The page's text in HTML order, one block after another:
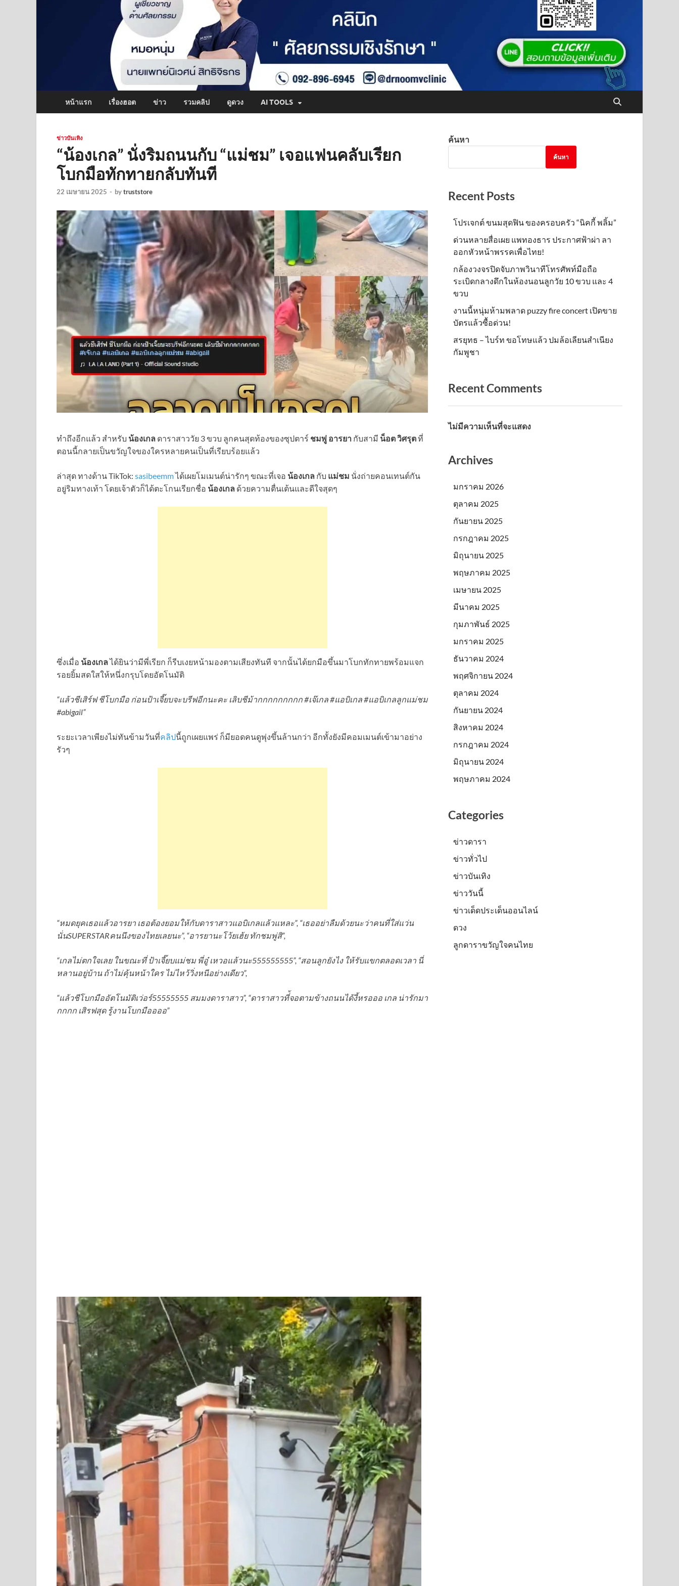
หน้าแรก เรื่องฮอต ข่าว รวมคลิป ดูดวง AI TOOLS
ข่าวบันเทิง
“น้องเกล” นั่งริมถนนกับ “แม่ชม” เจอแฟนคลับเรียก
โบกมือทักทายกลับทันที
22 เมษายน 2025 - bytruststore
ทำถึงอีกแล้ว สำหรับ น้องเกล ดาราสาววัย 3 ขวบ ลูกคนสุดท้องของซุปตาร์ ชมพู่ อารยา กับสามี น็อต วิศรุตที่
ตอนนี้กลายเป็นขวัญใจของใครหลายคนเป็นที่เรียบร้อยแล้ว
ล่าสุด ทางด้าน TikTok: sasibeemmได้เผยโมเมนต์น่ารักๆ ขณะที่เจอ น้องเกล กับ แม่ชม นั่งถ่ายคอนเทนต์กัน
อยู่ริมทางเท้า โดยเจ้าตัวก็ได้ตะโกนเรียกชื่อ น้องเกล ด้วยความตื่นเต้นและดีใจสุดๆ
ซึ่งเมื่อ น้องเกลได้ยินว่ามีพี่เรียก ก็รีบเงยหน้ามองตามเสียงทันที จากนั้นได้ยกมือขึ้นมาโบกทักทายพร้อมแจก
รอยยิ้มสดใสให้หนึ่งกรุบโดยอัตโนมัติ
“แล้วชีเสิร์ฟ ชีโบกมือ ก่อนป้าเจี๊ยบจะบรีฟอีกนะคะ เลิบชีม้ากกกกกกกกก #เจ๊เกล #แอบิเกล #แอบิเกลลูกแม่ชม
#abigail”
ระยะเวลาเพียงไม่ทันข้ามวันที่คลิปนี้ถูกเผยแพร่ ก็มียอดคนดูพุ่งขึ้นล้านกว่า อีกทั้งยังมีคอมเมนต์เข้ามาอย่าง
รัวๆ
“หมดยุคเธอแล้วอารยา เธอต้องยอมให้กับดาราสาวแอบิเกลแล้วแหละ”, “เธออย่าลืมด้วยนะว่าคนที่ใส่แว่น
นั่นSUPERSTARคนนึงของไทยเลยนะ”, “อารยานะโว้ยเฮ้ย ทักชมพู่สิ”,
“เกลไม่ตกใจเลย ในขณะที่ ป้าเจี๊ยบแม่ชม พี่อู๋ เหวอแล้วนะ555555555”, “สอนลูกยังไง ให้รับแขกตลอดเวลา นี่
หลานอยู่บ้าน ถ้าไม่คุ้นหน้าใคร ไม่ไหว้วิ่งหนีอย่างเดียว”,
“แล้วชีโบกมืออัตโนมัติเว่อร์55555555 สมมงดาราสาว”, “ดาราสาวที่้จอตามข้างถนนได้งี้หรอออ เกล น่ารักมา
กกกก เสิรฟสุด รู้งานโบกมืออออ”
ค้นหา
ค้นหา
Recent Posts
โปรเจกต์ ขนมสุดฟิน ของครอบครัว “นิคกี้ พลิ้ม”
ด่วนหลายสื่อเผย แพทองธาร ประกาศฟ้าผ่า ลา
ออกหัวหน้าพรรคเพื่อไทย!
กล้องวงจรปิดจับภาพวินาทีโทรศัพท์มือถือ
ระเบิดกลางดึกในห้องนอนลูกวัย 10 ขวบ และ 4
ขวบ
งานนี้หนุ่มห้ามพลาด puzzy fire concert เปิดขาย
บัตรแล้วซื้อด่วน!
สรยุทธ – ไบร์ท ขอโทษแล้ว ปมล้อเลียนสำเนียง
กัมพูชา
Recent Comments
ไม่มีความเห็นที่จะแสดง
Archives
มกราคม 2026
ตุลาคม 2025
กันยายน 2025
กรกฎาคม 2025
มิถุนายน 2025
พฤษภาคม 2025
เมษายน 2025
มีนาคม 2025
กุมภาพันธ์ 2025
มกราคม 2025
ธันวาคม 2024
พฤศจิกายน 2024
ตุลาคม 2024
กันยายน 2024
สิงหาคม 2024
กรกฎาคม 2024
มิถุนายน 2024
พฤษภาคม 2024
Categories
ข่าวดารา
ข่าวทั่วไป
ข่าวบันเทิง
ข่าววันนี้
ข่าวเด็ดประเด็นออนไลน์
ดวง
ลูกดาราขวัญใจคนไทย